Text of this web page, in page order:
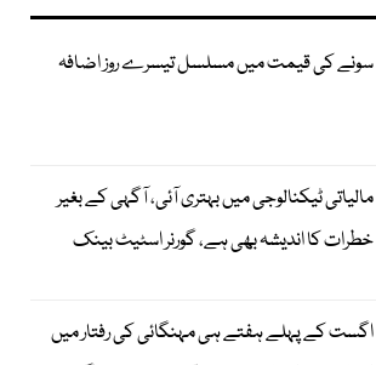
سونے کی قیمت میں مسلسل تیسرے روز اضافہ
مالیاتی ٹیکنالوجی میں بہتری آئی، آگہی کے بغیر
خطرات کا اندیشہ بھی ہے، گورنر اسٹیٹ بینک
اگست کے پہلے ہفتے ہی مہنگائی کی رفتار میں